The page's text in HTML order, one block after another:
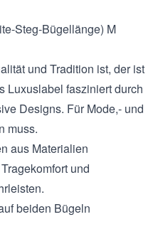
Steg-Bügellänge) M
und Tradition ist, der ist
Luxuslabel fasziniert durch
Designs. Für Mode,- und
muss.
aus Materialien
und
beiden Bügeln